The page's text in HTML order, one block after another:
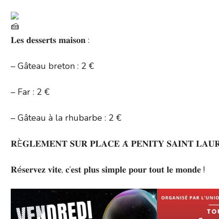
𝐋𝐞𝐬 𝐝𝐞𝐬𝐬𝐞𝐫𝐭𝐬 𝐦𝐚𝐢𝐬𝐨𝐧 :
– Gâteau breton : 2 €
– Far : 2 €
– Gâteau à la rhubarbe : 2 €
𝐑È𝐆𝐋𝐄𝐌𝐄𝐍𝐓 𝐒𝐔𝐑 𝐏𝐋𝐀𝐂𝐄 𝐀̀ 𝐏𝐄𝐍𝐈𝐓𝐘 𝐒𝐀𝐈𝐍𝐓
𝐑é𝐬𝐞𝐫𝐯𝐞𝐳 𝐯𝐢𝐭𝐞, 𝐜’𝐞𝐬𝐭 𝐩𝐥𝐮𝐬 𝐬𝐢𝐦𝐩𝐥𝐞 𝐩𝐨𝐮𝐫 𝐭𝐨𝐮𝐭 𝐥𝐞 𝐦𝐨𝐧𝐝𝐞 !